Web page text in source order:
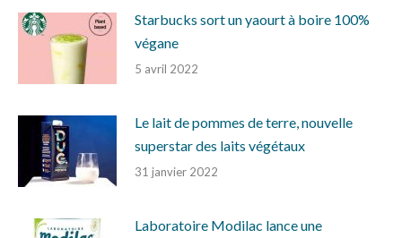
Starbucks sort un yaourt à boire 100%
végane
5 avril 2022
Le lait de pommes de terre, nouvelle
superstar des laits végétaux
31 janvier 2022
Laboratoire Modilac lance une